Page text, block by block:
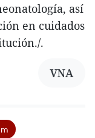
así
en cuidados
.
VNA